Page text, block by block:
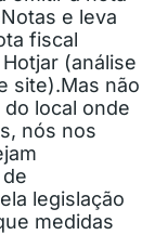
e leva
fiscal
(análise
site).Mas não
local onde
nós nos
legislação
medidas